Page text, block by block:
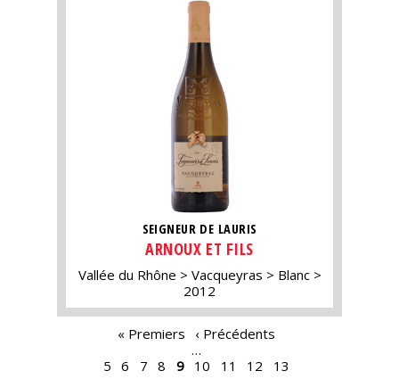
SEIGNEUR DE LAURIS
ARNOUX ET FILS
Vallée du Rhône Vacqueyras
Blanc
2012
« Premiers
‹ Précédents
…
5
6 7 8 9 10 11 12
13